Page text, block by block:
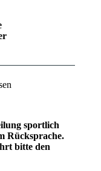
sportlich
Rücksprache.
bitte den